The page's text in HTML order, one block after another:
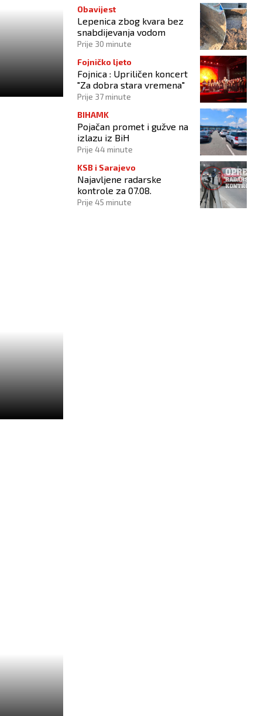
Obavijest
Lepenica zbog kvara bez
snabdijevanja vodom
Prije 30 minute
Fojničko ljeto
Fojnica : Upriličen koncert
"Za dobra stara vremena"
Prije 37 minute
BIHAMK
Pojačan promet i gužve na
izlazu iz BiH
Prije 44 minute
KSB i Sarajevo
Najavljene radarske
kontrole za 07.08.
Prije 45 minute